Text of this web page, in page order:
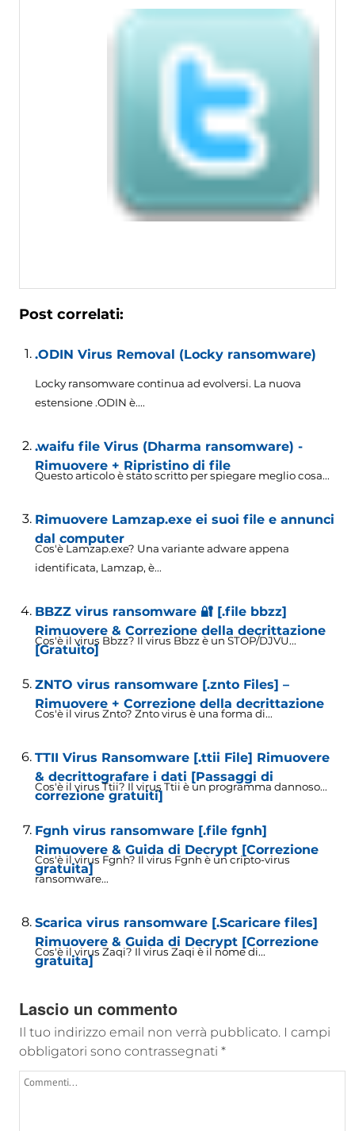
Post correlati:
.ODIN Virus Removal (Locky ransomware)
Locky ransomware continua ad evolversi. La nuova
estensione .ODIN è....
.waifu file Virus (Dharma ransomware) -
Rimuovere + Ripristino di file
Questo articolo è stato scritto per spiegare meglio cosa...
Rimuovere Lamzap.exe ei suoi file e annunci
dal computer
Cos'è Lamzap.exe? Una variante adware appena
identificata, Lamzap, è...
BBZZ virus ransomware 🔐 [.file bbzz]
Rimuovere & Correzione della decrittazione
[Gratuito]
Cos'è il virus Bbzz? Il virus Bbzz è un STOP/DJVU...
ZNTO virus ransomware [.znto Files] –
Rimuovere + Correzione della decrittazione
Cos'è il virus Znto? Znto virus è una forma di...
TTII Virus Ransomware [.ttii File] Rimuovere
& decrittografare i dati [Passaggi di
correzione gratuiti]
Cos'è il virus Ttii? Il virus Ttii è un programma dannoso...
Fgnh virus ransomware [.file fgnh]
Rimuovere & Guida di Decrypt [Correzione
gratuita]
Cos'è il virus Fgnh? Il virus Fgnh è un cripto-virus
ransomware...
Scarica virus ransomware [.Scaricare files]
Rimuovere & Guida di Decrypt [Correzione
gratuita]
Cos'è il virus Zaqi? Il virus Zaqi è il nome di...
Lascio un commento
Il tuo indirizzo email non verrà pubblicato. I campi
obbligatori sono contrassegnati *